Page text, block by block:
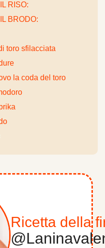
RISO:
BRODO:
toro sfilacciata
la coda del toro
Ricetta della